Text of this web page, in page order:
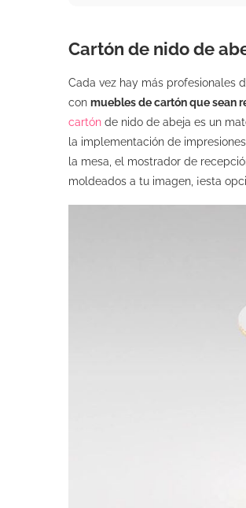
Cartón de nido de
Cada vez hay más profesionales
con muebles de cartón que sean
cartón de nido de abeja es un
la implementación de
la mesa, el mostrador de
moldeados a tu imagen, ¡esta